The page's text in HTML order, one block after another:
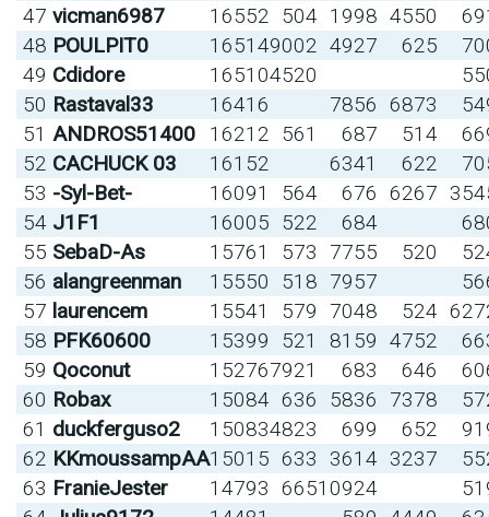
47 vicman6987 16552 504 1998 4550
48 POULPIT0 165149002 4927 625
49 Cdidore 165104520
50 Rastaval33 16416 7856 6873
51 ANDROS51400 16212 561 687 514
52 CACHUCK 03 16152 6341 622
53 -Syl-Bet- 16091 564 676 6267
54 J1F1 16005 522 684
55 SebaD-As 15761 573 7755 520
56 alangreenman 15550 518 7957
57 laurencem 15541 579 7048 524
58 PFK60600 15399 521 8159 4752
59 Qoconut 152767921 683 646
60 Robax 15084 636 5836 7378
61 duckferguso2 150834823 699 652
62 KKmoussampAA15015 633 3614 3237
63 FranieJester 14793 66510924